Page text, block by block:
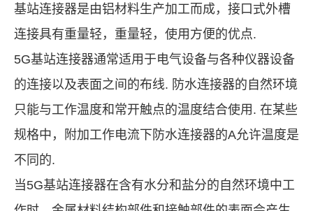
基站连接器是由铝材料生产加工而成，接口式外槽
连接具有重量轻，重量轻，使用方便的优点.
5G基站连接器通常适用于电气设备与各种仪器设备
的连接以及表面之间的布线. 防水连接器的自然环境
只能与工作温度和常开触点的温度结合使用. 在某些
规格中，附加工作电流下防水连接器的A允许温度是
不同的.
当5G基站连接器在含有水分和盐分的自然环境中工